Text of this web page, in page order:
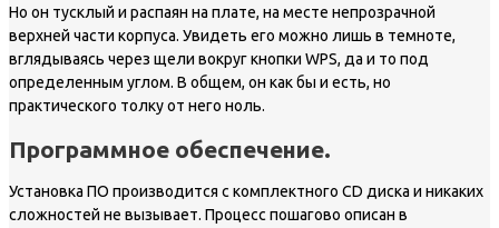
Но он тусклый и распаян на плате, на месте непрозрачной
верхней части корпуса. Увидеть его можно лишь в темноте,
вглядываясь через щели вокруг кнопки WPS, да и то под
определенным углом. В общем, он как бы и есть, но
практического толку от него ноль.
Программное обеспечение.
Установка ПО производится с комплектного CD диска и никаких
сложностей не вызывает. Процесс пошагово описан в